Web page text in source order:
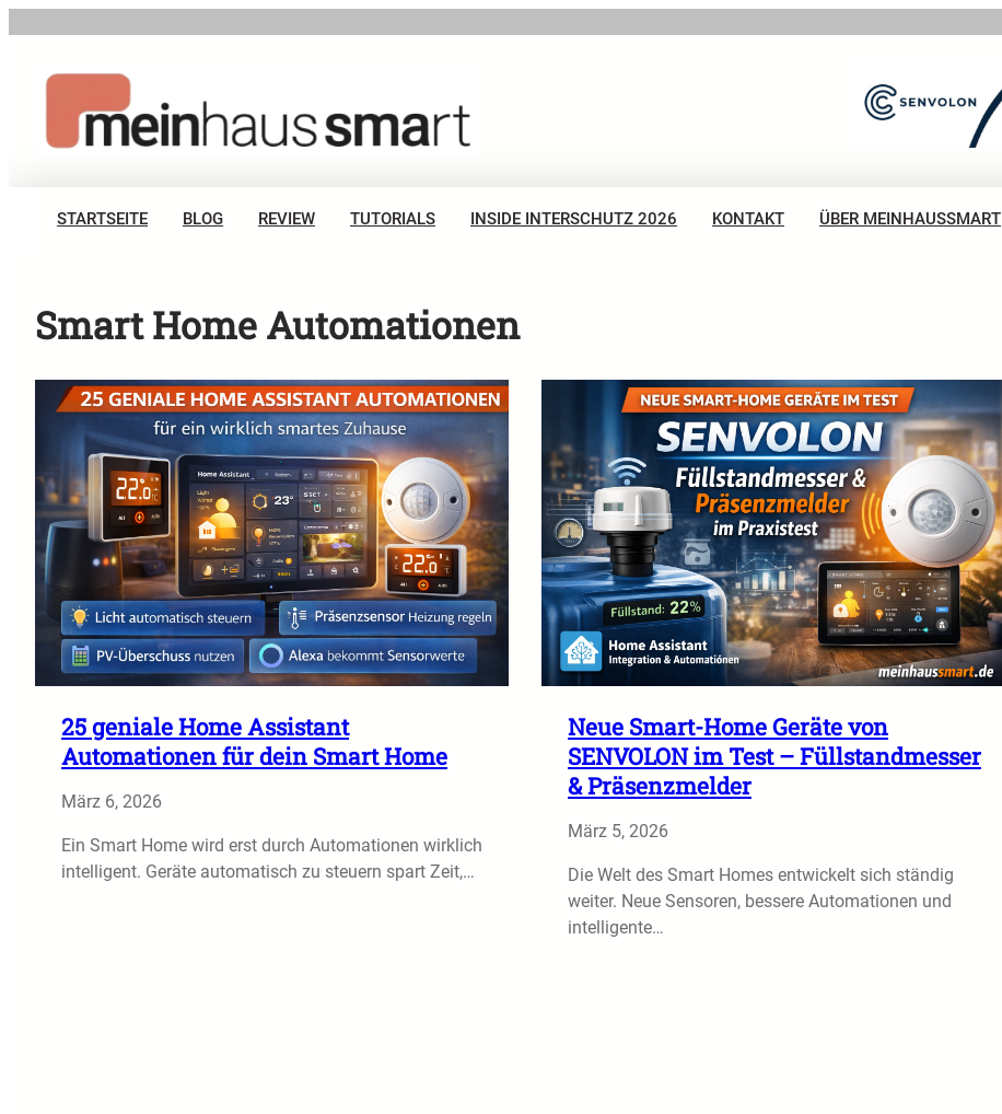
springen
STARTSEITE BLOG REVIEW TUTORIALS INSIDE INTERSCHUTZ 2026 KONTAKT ÜBER MEINHAUSSMART
Smart Home Automationen
25 geniale Home Assistant
Automationen für dein Smart Home
März 6, 2026
Ein Smart Home wird erst durch Automationen wirklich
intelligent. Geräte automatisch zu steuern spart Zeit,…
Neue Smart-Home Geräte von
SENVOLON im Test – Füllstandmesser
& Präsenzmelder
März 5, 2026
Die Welt des Smart Homes entwickelt sich ständig
weiter. Neue Sensoren, bessere Automationen und
intelligente…